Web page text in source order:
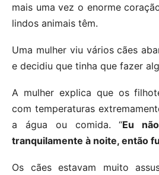
mais uma vez o enorme
lindos animais têm.
Uma mulher viu vários cães
e decidiu que tinha que fazer
A mulher explica que os
com temperaturas
a água ou comida. “Eu
tranquilamente à noite, então
Os cães estavam muito